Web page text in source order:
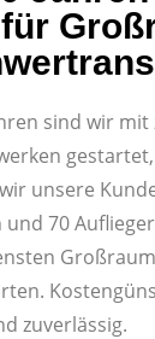
sind wir mit
unsere
70
zuverlässig.